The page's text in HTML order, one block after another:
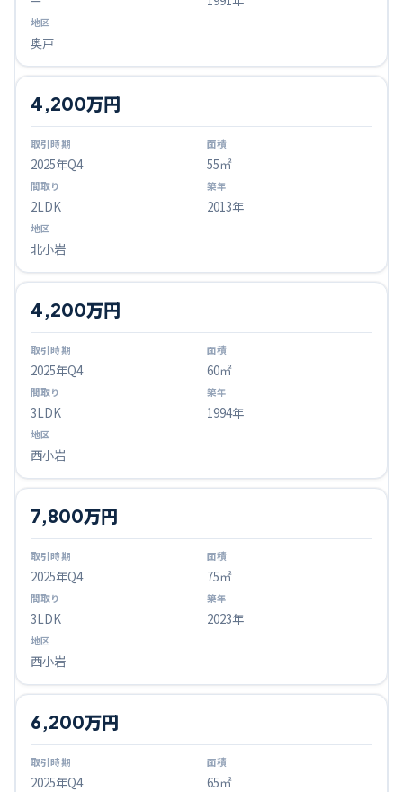
奥戸
2025年Q4
4,200万円
55㎡
2LDK 2013年
北小岩
2025年Q4
4,200万円
60㎡
3LDK 1994年
西小岩
2025年Q4
7,800万円
75㎡
3LDK 2023年
西小岩
2025年Q4
6,200万円
65㎡